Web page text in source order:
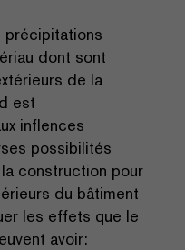
précipitations
dont sont
de la
est
inflences
possibilités
construction pour
du bâtiment
les effets que le
avoir: